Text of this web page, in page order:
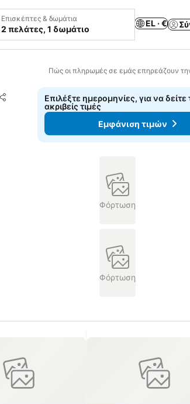
Επισκέπτες & δωμάτια
2 πελάτες, 1 δωμάτιο
EL · €
Πώς οι πληρωμές σε εμάς επηρεάζουν
Κοινοποίηση
Προσθήκη στα αγαπημένα
Επιλέξτε ημερομηνίες, για να δείτε
ακριβείς τιμές
Εμφάνιση τιμών
Φόρτωση
Φόρτωση